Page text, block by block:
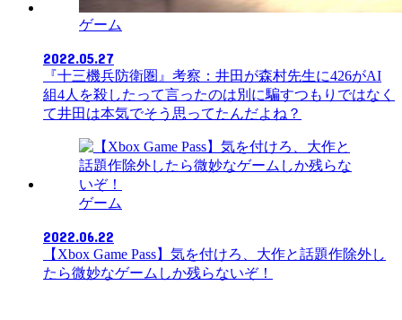
ゲーム
2022.05.27
『十三機兵防衛圏』考察：井田が森村先生に426がAI
組4人を殺したって言ったのは別に騙すつもりではなく
て井田は本気でそう思ってたんだよね？
ゲーム
2022.06.22
【Xbox Game Pass】気を付けろ、大作と話題作除外し
たら微妙なゲームしか残らないぞ！